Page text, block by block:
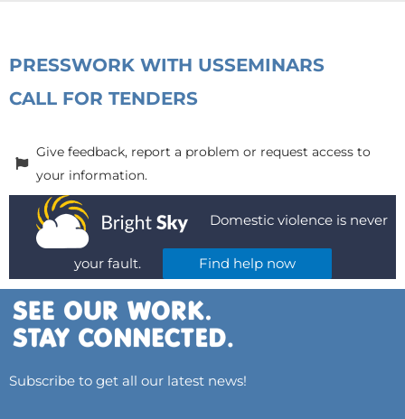
PRESSWORK WITH USSEMINARS
CALL FOR TENDERS
Give feedback, report a problem or request access to
your information.
Domestic violence is never
your fault. Find help now
Subscribe to get all our latest news!